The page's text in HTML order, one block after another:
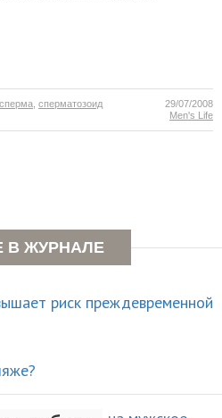
сперма сперматозоид
29/07/2008
Men's Life
В ЖУРНАЛЕ
повышает
негативно